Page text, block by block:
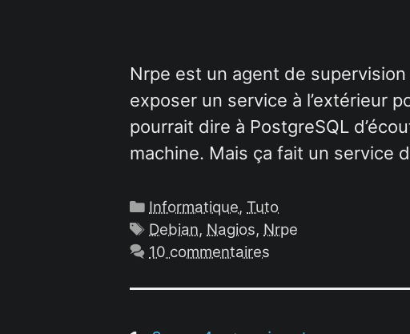
Nrpe est un agent de supervision
exposer un service à l’extérieur
pourrait dire à PostgreSQL
machine. Mais ça fait un service
Catégories
Informatique, Tuto
Étiquettes
Debian, Nagios, Nrpe
10 commentaires